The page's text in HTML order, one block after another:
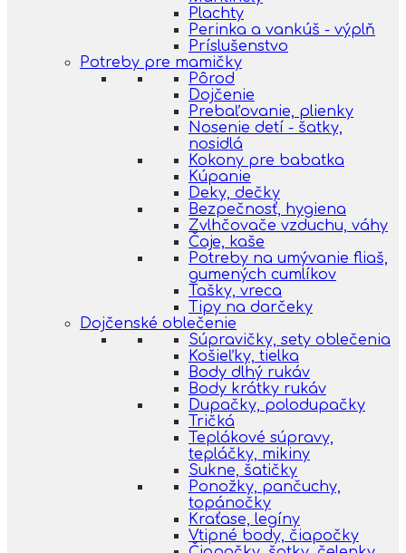
Plachty
Perinka a vankúš - výplň
Príslušenstvo
Potreby pre mamičky
Pôrod
Dojčenie
Prebaľovanie, plienky
Nosenie detí - šatky,
nosidlá
Kokony pre babatka
Kúpanie
Deky, dečky
Bezpečnosť, hygiena
Zvlhčovače vzduchu, váhy
Čaje, kaše
Potreby na umývanie fliaš,
gumených cumlíkov
Tašky, vreca
Tipy na darčeky
Dojčenské oblečenie
Súpravičky, sety oblečenia
Košieľky, tielka
Body dlhý rukáv
Body krátky rukáv
Dupačky, polodupačky
Tričká
Teplákové súpravy,
tepláčky, mikiny
Sukne, šatičky
Ponožky, pančuchy,
topánočky
Kraťase, legíny
Vtipné body, čiapočky